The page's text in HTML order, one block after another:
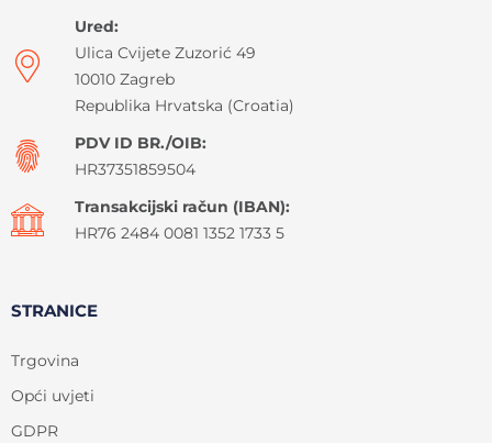
Ured:
Ulica Cvijete Zuzorić 49
10010 Zagreb
Republika Hrvatska (Croatia)
PDV ID BR./OIB:
HR37351859504
Transakcijski račun (IBAN):
HR76 2484 0081 1352 1733 5
STRANICE
Trgovina
Opći uvjeti
GDPR